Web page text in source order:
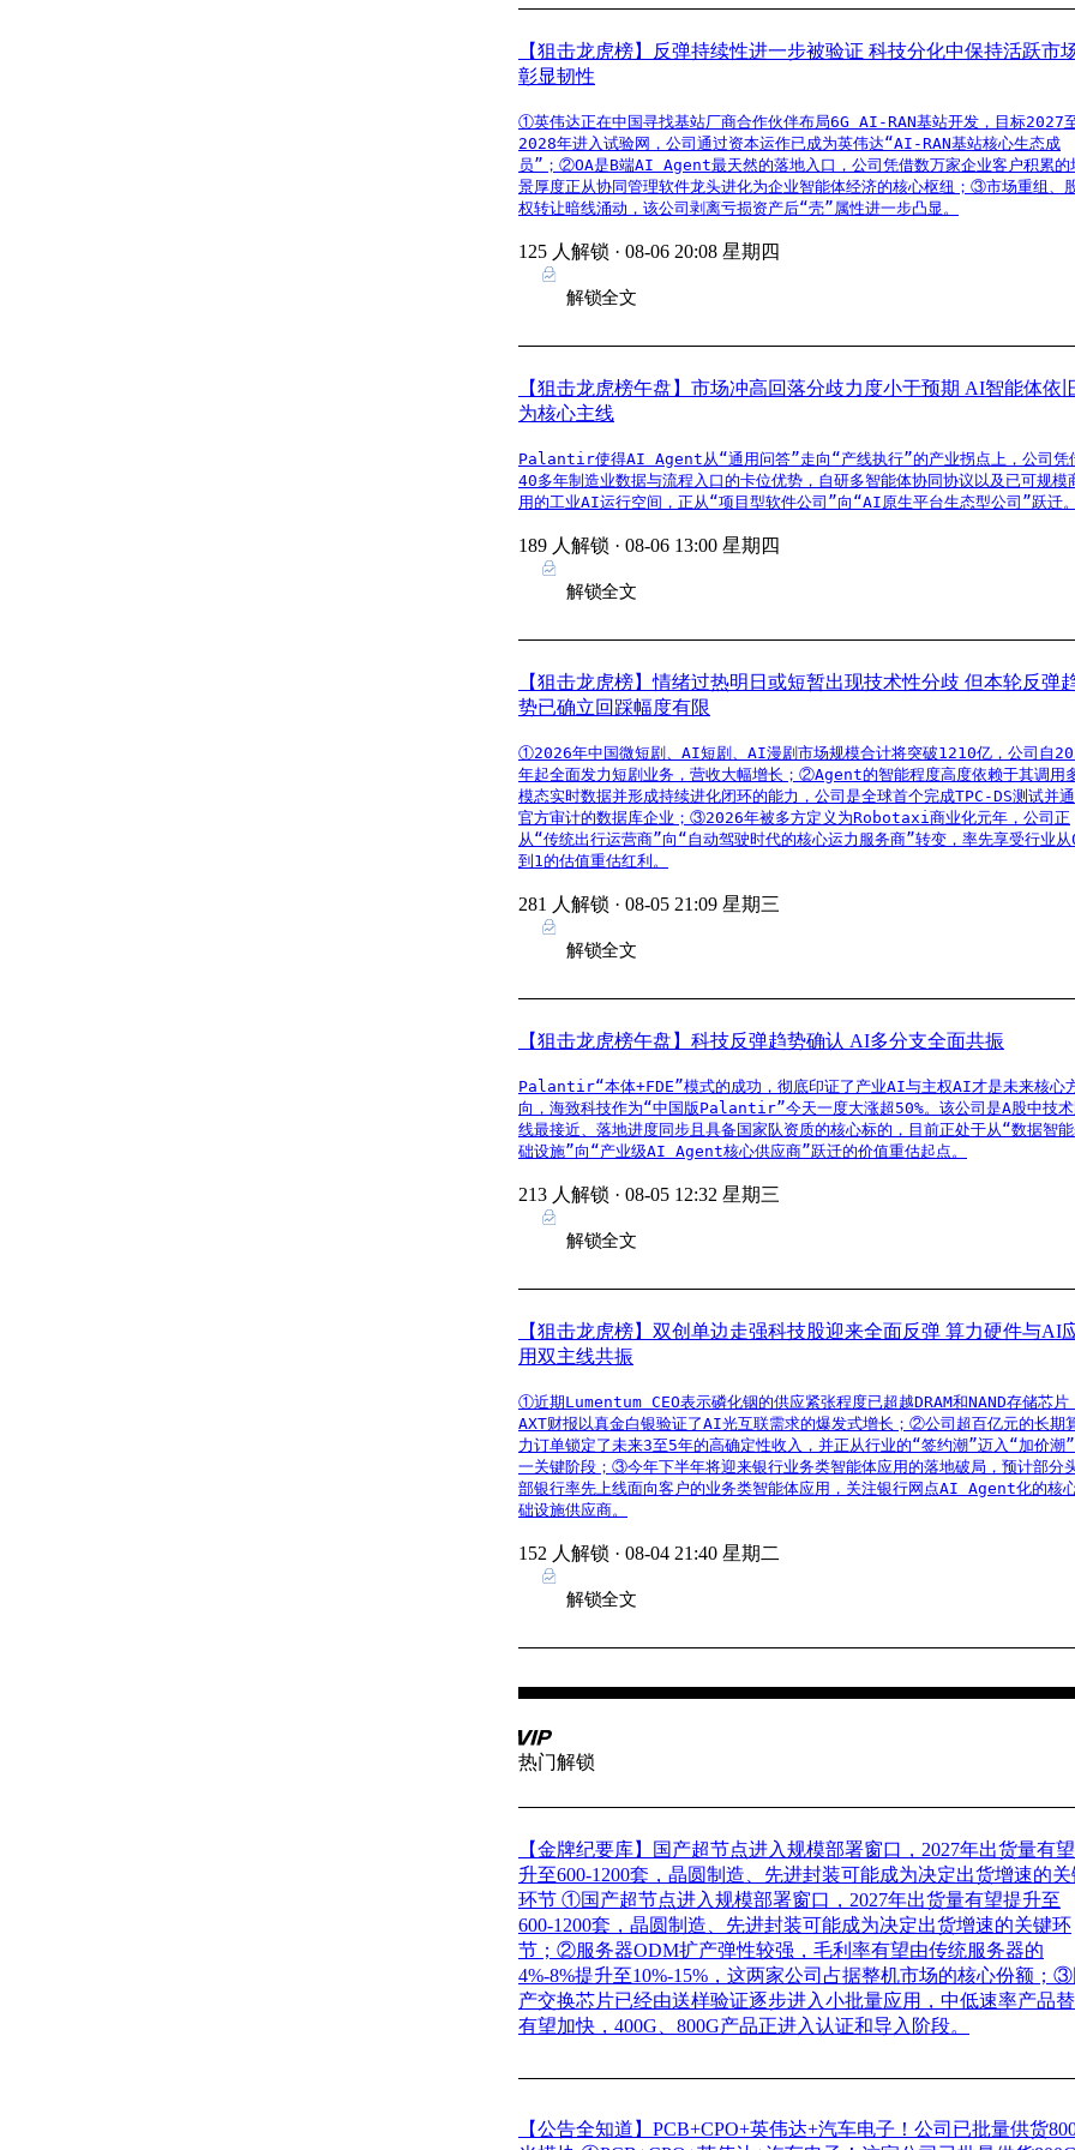
【狙击龙虎榜】反弹持续性进一步被验证 科技分化中保持活跃市
彰显韧性
①英伟达正在中国寻找基站厂商合作伙伴布局6G AI-RAN基站开发，目标2027
2028年进入试验网，公司通过资本运作已成为英伟达“AI-RAN基站核心生态成
员”；②OA是B端AI Agent最天然的落地入口，公司凭借数万家企业客户积累的
景厚度正从协同管理软件龙头进化为企业智能体经济的核心枢纽；③市场重组、
权转让暗线涌动，该公司剥离亏损资产后“壳”属性进一步凸显。
125 人解锁 · 08-06 20:08 星期四
解锁全文
【狙击龙虎榜午盘】市场冲高回落分歧力度小于预期 AI智能体依
为核心主线
Palantir使得AI Agent从“通用问答”走向“产线执行”的产业拐点上，公司凭
40多年制造业数据与流程入口的卡位优势，自研多智能体协同协议以及已可规模
用的工业AI运行空间，正从“项目型软件公司”向“AI原生平台生态型公司”跃迁。
189 人解锁 · 08-06 13:00 星期四
解锁全文
【狙击龙虎榜】情绪过热明日或短暂出现技术性分歧 但本轮反弹
势已确立回踩幅度有限
①2026年中国微短剧、AI短剧、AI漫剧市场规模合计将突破1210亿，公司自
年起全面发力短剧业务，营收大幅增长；②Agent的智能程度高度依赖于其调用
模态实时数据并形成持续进化闭环的能力，公司是全球首个完成TPC-DS测试并
官方审计的数据库企业；③2026年被多方定义为Robotaxi商业化元年，公司正
从“传统出行运营商”向“自动驾驶时代的核心运力服务商”转变，率先享受行业从
到1的估值重估红利。
281 人解锁 · 08-05 21:09 星期三
解锁全文
【狙击龙虎榜午盘】科技反弹趋势确认 AI多分支全面共振
Palantir“本体+FDE”模式的成功，彻底印证了产业AI与主权AI才是未来核心
向，海致科技作为“中国版Palantir”今天一度大涨超50%。该公司是A股中技
线最接近、落地进度同步且具备国家队资质的核心标的，目前正处于从“数据智
础设施”向“产业级AI Agent核心供应商”跃迁的价值重估起点。
213 人解锁 · 08-05 12:32 星期三
解锁全文
【狙击龙虎榜】双创单边走强科技股迎来全面反弹 算力硬件与AI
用双主线共振
①近期Lumentum CEO表示磷化铟的供应紧张程度已超越DRAM和NAND存储芯片
AXT财报以真金白银验证了AI光互联需求的爆发式增长；②公司超百亿元的长期
力订单锁定了未来3至5年的高确定性收入，并正从行业的“签约潮”迈入“加价潮
一关键阶段；③今年下半年将迎来银行业务类智能体应用的落地破局，预计部分
部银行率先上线面向客户的业务类智能体应用，关注银行网点AI Agent化的核
础设施供应商。
152 人解锁 · 08-04 21:40 星期二
解锁全文
热门解锁
【金牌纪要库】国产超节点进入规模部署窗口，2027年出货量有
升至600-1200套，晶圆制造、先进封装可能成为决定出货增速的
环节 ①国产超节点进入规模部署窗口，2027年出货量有望提升至
600-1200套，晶圆制造、先进封装可能成为决定出货增速的关键环
节；②服务器ODM扩产弹性较强，毛利率有望由传统服务器的
4%-8%提升至10%-15%，这两家公司占据整机市场的核心份额；③
产交换芯片已经由送样验证逐步进入小批量应用，中低速率产品
有望加快，400G、800G产品正进入认证和导入阶段。
【公告全知道】PCB+CPO+英伟达+汽车电子！公司已批量供货